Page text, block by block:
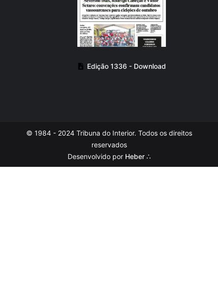
Edição 1336 - Download
© 1984 - 2024 Tribuna do Interior. Todos os direitos
reservados
Desenvolvido por Heber ∴